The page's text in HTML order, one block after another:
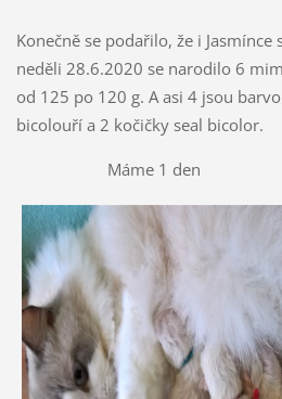
Konečně se podařilo, že i
neděli 28.6.2020 se narodilo 6
od 125 po 120 g. A asi 4 jsou
bicolouří a 2 kočičky seal bicolor.
Máme 1 den